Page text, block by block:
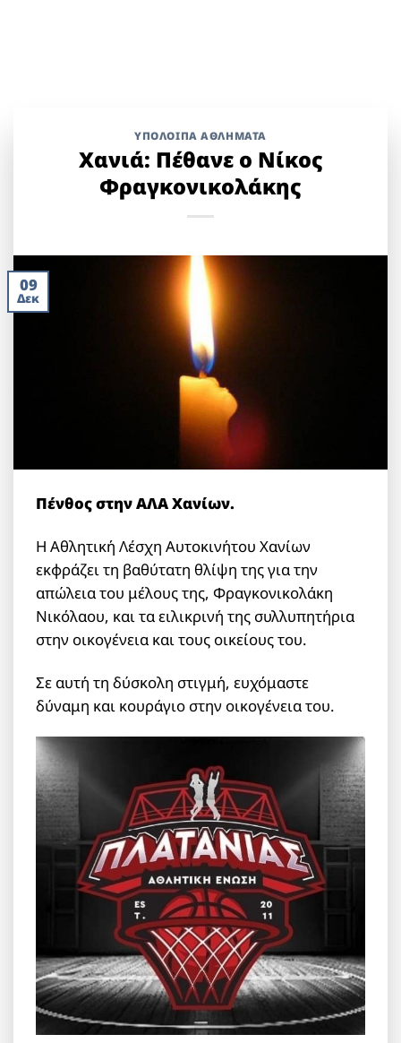
ΥΠΌΛΟΙΠΑ ΑΘΛΉΜΑΤΑ
Χανιά: Πέθανε ο Νίκος
Φραγκονικολάκης
09
Δεκ
Πένθος στην ΑΛΑ Χανίων.
Η Αθλητική Λέσχη Αυτοκινήτου Χανίων
εκφράζει τη βαθύτατη θλίψη της για την
απώλεια του μέλους της, Φραγκονικολάκη
Νικόλαου, και τα ειλικρινή της συλλυπητήρια
στην οικογένεια και τους οικείους του.
Σε αυτή τη δύσκολη στιγμή, ευχόμαστε
δύναμη και κουράγιο στην οικογένεια του.